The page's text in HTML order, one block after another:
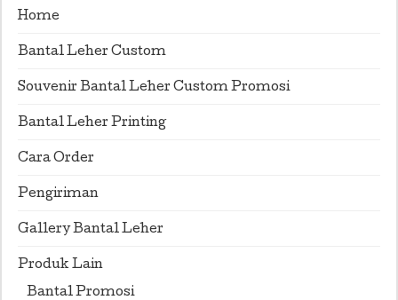
Home
Bantal Leher Custom
Souvenir Bantal Leher Custom Promosi
Bantal Leher Printing
Cara Order
Pengiriman
Gallery Bantal Leher
Produk Lain
Bantal Promosi